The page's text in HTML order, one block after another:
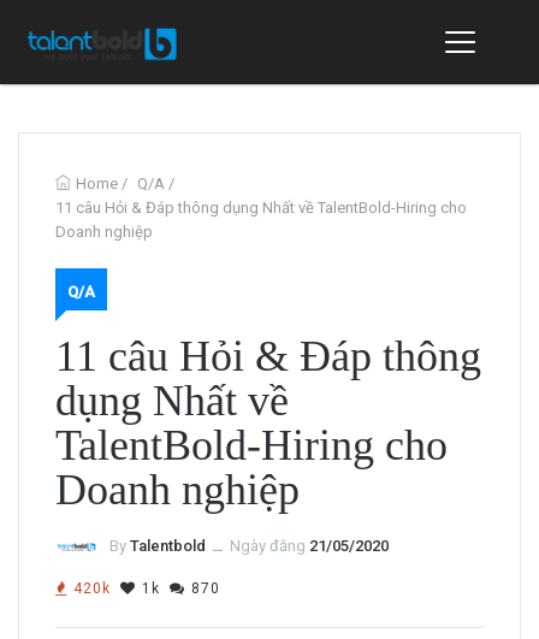
Home / Q/A /
11 câu Hỏi & Đáp thông dụng Nhất về TalentBold-Hiring cho
Doanh nghiệp
Q/A
11 câu Hỏi & Đáp thông
dụng Nhất về
TalentBold-Hiring cho
Doanh nghiệp
By Talentbold ــ Ngày đăng 21/05/2020
420k 1k 870